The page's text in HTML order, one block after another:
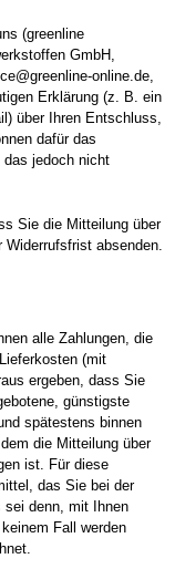
(greenline
GmbH,
online.de,
Erklärung (z. B. ein
über Ihren Entschluss,
dafür das
das jedoch nicht
Sie die Mitteilung über
Widerrufsfrist absenden.
alle Zahlungen, die
(mit
ergeben, dass Sie
günstigste
spätestens binnen
die Mitteilung über
ist. Für diese
das Sie bei der
sei denn, mit Ihnen
Fall werden